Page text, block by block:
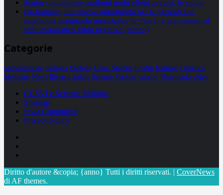
Statine: inutilmente attribuiti molti effetti avversi, lo studio
Un farmaco, due nuove opportunità per le pazienti con
carcinoma mammario metastatico hr+/her2- e con tumore al
seno metastatico triplo negativo (mtnbc)
Categorie
alimentazione biologia Biology Com. Stampa Epatiti featured Genetica
Medicina News Ricerca Salute Science Scienza vaccini Veterinaria video
CCSVI e Sclerosi Multipla
Sitemap
Invia Comunicati
Privacy Policy
Diritto d'autore &copia; {anno} Tutti i diritti riservati. | CoverNews
di AF themes.